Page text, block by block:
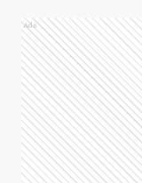
Ads